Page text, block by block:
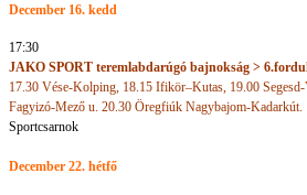
December 16. kedd
17:30
JAKO SPORT teremlabdarúgó bajnokság >
17.30 Vése-Kolping, 18.15 Ifikör–Kutas, 19.00
Fagyizó-Mező u. 20.30 Öregfiúk Nagybajom-Kadarkút.
Sportcsarnok
December 22. hétfő